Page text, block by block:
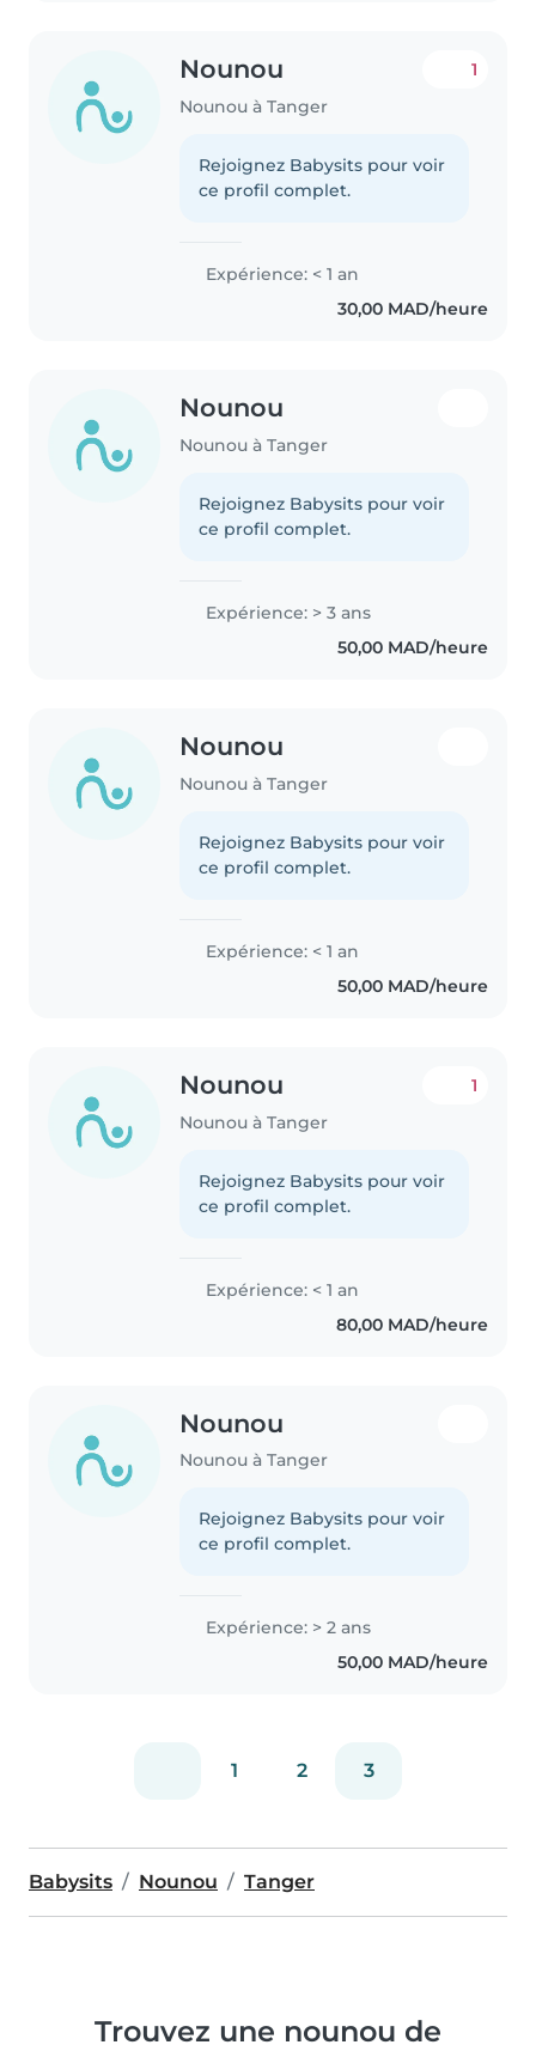
Nounou
Nounou à Tanger
1
Rejoignez Babysits pour voir
ce profil complet.
Expérience: < 1 an
30,00 MAD/heure
Nounou
Nounou à Tanger
Rejoignez Babysits pour voir
ce profil complet.
Expérience: > 3 ans
50,00 MAD/heure
Nounou
Nounou à Tanger
Rejoignez Babysits pour voir
ce profil complet.
Expérience: < 1 an
50,00 MAD/heure
Nounou
Nounou à Tanger
1
Rejoignez Babysits pour voir
ce profil complet.
Expérience: < 1 an
80,00 MAD/heure
Nounou
Nounou à Tanger
Rejoignez Babysits pour voir
ce profil complet.
Expérience: > 2 ans
50,00 MAD/heure
1 2 3
Babysits Nounou Tanger
Trouvez une nounou de